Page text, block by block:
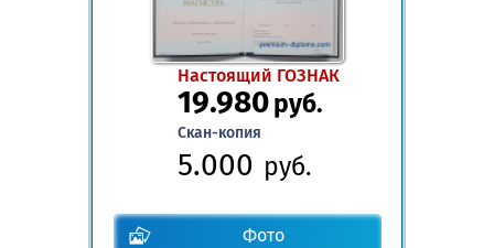
Настоящий ГОЗНАК
19.980руб.
Скан-копия
5.000 руб.
Фото